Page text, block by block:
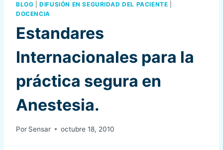
BLOG |DIFUSIÓN EN SEGURIDAD DEL PACIENTE
DOCENCIA
Estandares
Internacionales para la
práctica segura en
Anestesia.
Por Sensar octubre 18, 2010